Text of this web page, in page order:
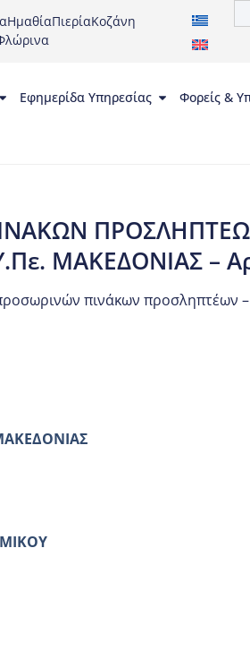
ΗμαθίαΠιερίαΚοζάνη
Εφημερίδα Υπηρεσίας Φορείς &
ΜΑΚΕΔΟΝΙΑΣ –
πινάκων προσληπτέων –